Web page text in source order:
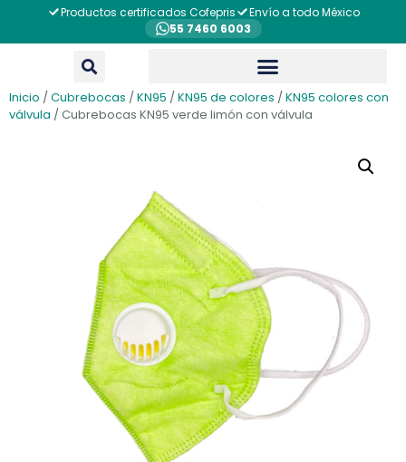
Productos certificados Cofepris
Envío a todo México
55 7460 6003
Inicio /Cubrebocas /KN95 /KN95 de colores /KN95 colores con
válvula / Cubrebocas KN95 verde limón con válvula